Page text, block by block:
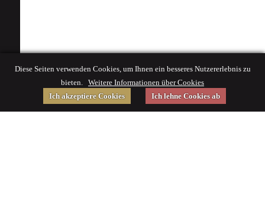
Diese Seiten verwenden Cookies, um Ihnen ein besseres Nutzererlebnis zu
bieten. Weitere Informationen über Cookies
Ich akzeptiere Cookies
Ich lehne Cookies ab